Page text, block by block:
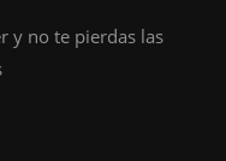
y no te pierdas las